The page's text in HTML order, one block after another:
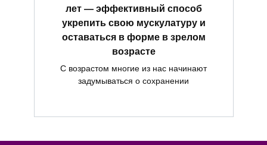
лет — эффективный способ
укрепить свою мускулатуру и
оставаться в форме в зрелом
возрасте
С возрастом многие из нас начинают
задумываться о сохранении